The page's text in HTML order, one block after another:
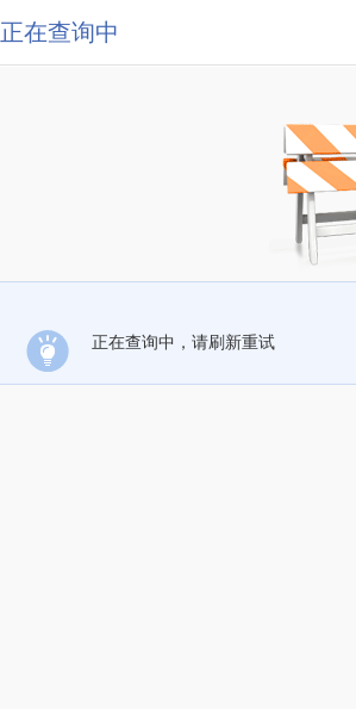
正在查询中
正在查询中，请刷新重试